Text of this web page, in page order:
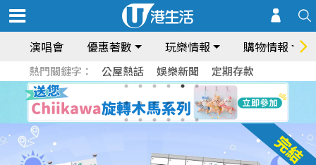
演唱會 優惠著數 玩樂情報 購物情報
熱門關鍵字： 公屋熱話 娛樂新聞 定期存款